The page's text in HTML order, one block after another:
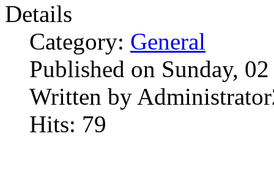
Details
Category: General
Published on Sunday,
Written by
Hits: 79